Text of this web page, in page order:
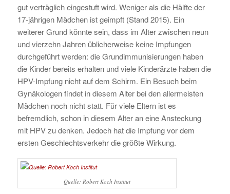
gut verträglich eingestuft wird. Weniger als die Hälfte der
17-jährigen Mädchen ist geimpft (Stand 2015). Ein
weiterer Grund könnte sein, dass im Alter zwischen neun
und vierzehn Jahren üblicherweise keine Impfungen
durchgeführt werden: die Grundimmunisierungen haben
die Kinder bereits erhalten und viele Kinderärzte haben die
HPV-Impfung nicht auf dem Schirm. Ein Besuch beim
Gynäkologen findet in diesem Alter bei den allermeisten
Mädchen noch nicht statt. Für viele Eltern ist es
befremdlich, schon in diesem Alter an eine Ansteckung
mit HPV zu denken. Jedoch hat die Impfung vor dem
ersten Geschlechtsverkehr die größte Wirkung.
Quelle: Robert Koch Institut